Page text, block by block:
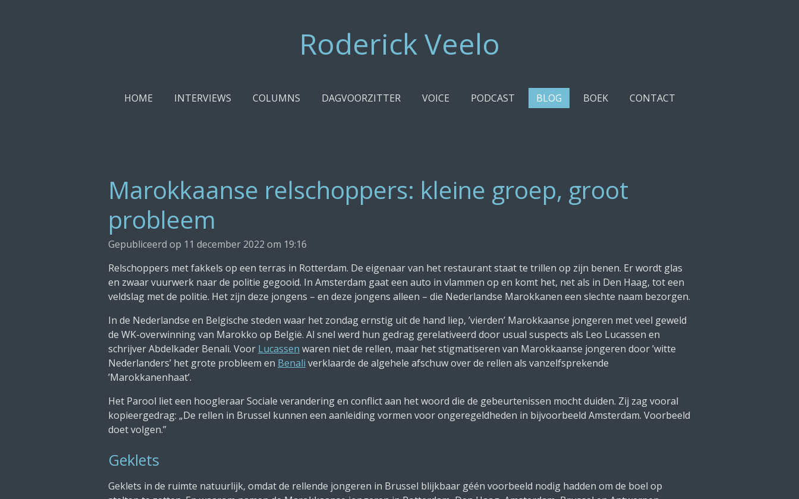
Roderick Veelo
HOME INTERVIEWS COLUMNS DAGVOORZITTER VOICE PODCAST BLOG BOEK CONTACT
Marokkaanse relschoppers: kleine groep, groot
probleem
Gepubliceerd op 11 december 2022 om 19:16
Relschoppers met fakkels op een terras in Rotterdam. De eigenaar van het restaurant staat te trillen op zijn benen. Er wordt glas
en zwaar vuurwerk naar de politie gegooid. In Amsterdam gaat een auto in vlammen op en komt het, net als in Den Haag, tot een
veldslag met de politie. Het zijn deze jongens – en deze jongens alleen – die Nederlandse Marokkanen een slechte naam bezorgen.
In de Nederlandse en Belgische steden waar het zondag ernstig uit de hand liep, ’vierden’ Marokkaanse jongeren met veel geweld
de WK-overwinning van Marokko op België. Al snel werd hun gedrag gerelativeerd door usual suspects als Leo Lucassen en
schrijver Abdelkader Benali. Voor Lucassen waren niet de rellen, maar het stigmatiseren van Marokkaanse jongeren door ’witte
Nederlanders’ het grote probleem en Benali verklaarde de algehele afschuw over de rellen als vanzelfsprekende
’Marokkanenhaat’.
Het Parool liet een hoogleraar Sociale verandering en conflict aan het woord die de gebeurtenissen mocht duiden. Zij zag vooral
kopieergedrag: „De rellen in Brussel kunnen een aanleiding vormen voor ongeregeldheden in bijvoorbeeld Amsterdam. Voorbeeld
doet volgen.”
Geklets
Geklets in de ruimte natuurlijk, omdat de rellende jongeren in Brussel blijkbaar géén voorbeeld nodig hadden om de boel op